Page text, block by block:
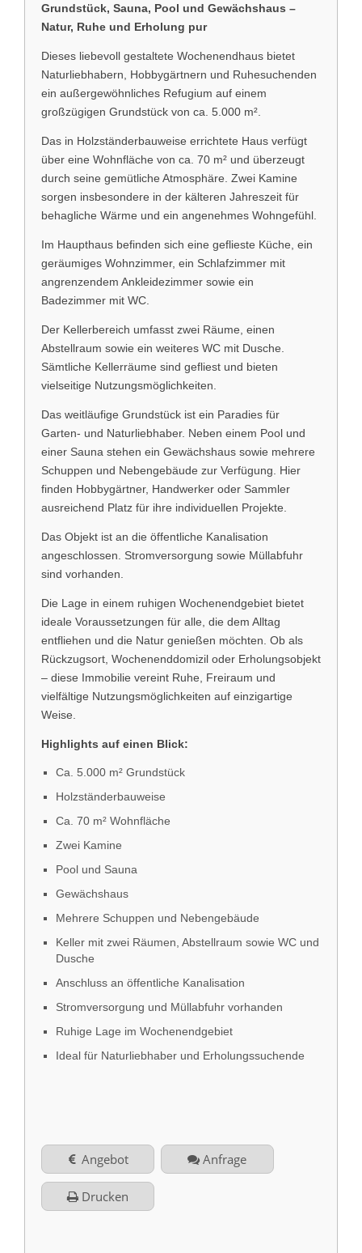
AGB
Grundstück, Sauna, Pool und Gewächshaus –
Natur, Ruhe und Erholung pur
Dieses liebevoll gestaltete Wochenendhaus bietet
Naturliebhabern, Hobbygärtnern und Ruhesuchenden
ein außergewöhnliches Refugium auf einem
großzügigen Grundstück von ca. 5.000 m².
Das in Holzständerbauweise errichtete Haus verfügt
über eine Wohnfläche von ca. 70 m² und überzeugt
durch seine gemütliche Atmosphäre. Zwei Kamine
sorgen insbesondere in der kälteren Jahreszeit für
behagliche Wärme und ein angenehmes Wohngefühl.
Im Haupthaus befinden sich eine geflieste Küche, ein
geräumiges Wohnzimmer, ein Schlafzimmer mit
angrenzendem Ankleidezimmer sowie ein
Badezimmer mit WC.
Der Kellerbereich umfasst zwei Räume, einen
Abstellraum sowie ein weiteres WC mit Dusche.
Sämtliche Kellerräume sind gefliest und bieten
vielseitige Nutzungsmöglichkeiten.
Das weitläufige Grundstück ist ein Paradies für
Garten- und Naturliebhaber. Neben einem Pool und
einer Sauna stehen ein Gewächshaus sowie mehrere
Schuppen und Nebengebäude zur Verfügung. Hier
finden Hobbygärtner, Handwerker oder Sammler
ausreichend Platz für ihre individuellen Projekte.
Das Objekt ist an die öffentliche Kanalisation
angeschlossen. Stromversorgung sowie Müllabfuhr
sind vorhanden.
Die Lage in einem ruhigen Wochenendgebiet bietet
ideale Voraussetzungen für alle, die dem Alltag
entfliehen und die Natur genießen möchten. Ob als
Rückzugsort, Wochenenddomizil oder Erholungsobjekt
– diese Immobilie vereint Ruhe, Freiraum und
vielfältige Nutzungsmöglichkeiten auf einzigartige
Weise.
Highlights auf einen Blick:
Ca. 5.000 m² Grundstück
Holzständerbauweise
Ca. 70 m² Wohnfläche
Zwei Kamine
Pool und Sauna
Gewächshaus
Mehrere Schuppen und Nebengebäude
Keller mit zwei Räumen, Abstellraum sowie WC und
Dusche
Anschluss an öffentliche Kanalisation
Stromversorgung und Müllabfuhr vorhanden
Ruhige Lage im Wochenendgebiet
Ideal für Naturliebhaber und Erholungssuchende
Angebot Anfrage
Drucken